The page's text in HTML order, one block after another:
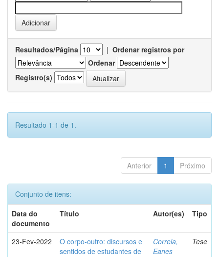
Resultados/Página | Ordenar registros por
Ordenar
Registro(s)
Resultado 1-1 de 1.
Anterior 1 Próximo
Conjunto de itens:
Data do
documento
Título Autor(es) Tipo
23-Fev-2022
O corpo-outro: discursos e
sentidos de estudantes de
Correia,
Eanes
Tese